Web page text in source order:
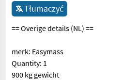
Tłumaczyć
== Overige details (NL) ==
merk: Easymass
Quantity: 1
900 kg gewicht